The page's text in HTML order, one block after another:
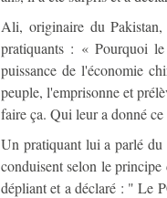
Ali, originaire du
pratiquants : « Pourquoi
puissance de l'économie
peuple, l'emprisonne et
faire ça. Qui leur a donné
Un pratiquant lui a parlé du
conduisent selon le
dépliant et a déclaré : " Le